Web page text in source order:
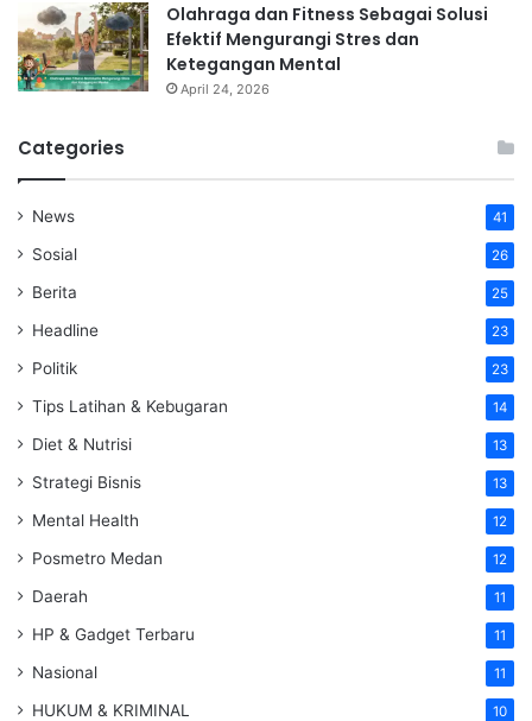
Olahraga dan Fitness Sebagai Solusi
Efektif Mengurangi Stres dan
Ketegangan Mental
April 24, 2026
Categories
News 41
Sosial 26
Berita 25
Headline 23
Politik 23
Tips Latihan & Kebugaran 14
Diet & Nutrisi 13
Strategi Bisnis 13
Mental Health 12
Posmetro Medan 12
Daerah 11
HP & Gadget Terbaru 11
Nasional 11
HUKUM & KRIMINAL 10